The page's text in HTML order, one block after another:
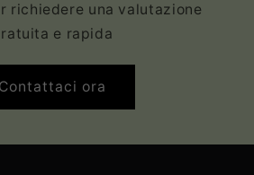
richiedere una valutazione
e rapida
Contattaci ora